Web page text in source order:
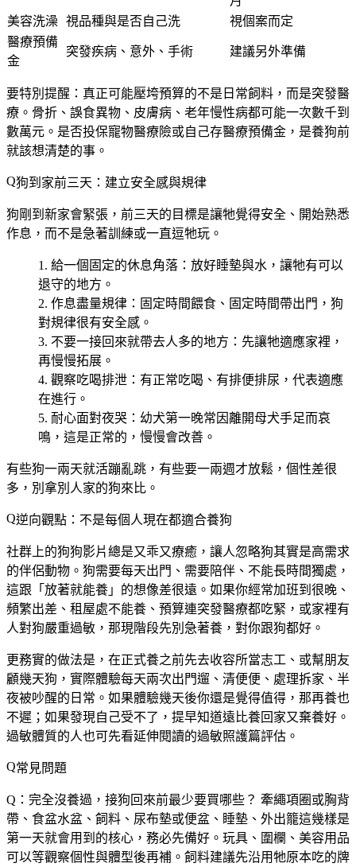
美容洗澡 視品種與是否自己洗
視個案而定
醫療預備
金
突發疾病、意外、手術 建議另外準備
要特別提醒： 真正可能壓垮預算的不是日常飼料，而是突發醫
療 。骨折、誤食異物、皮膚病、老年慢性病都可能一次數千到
數萬元。是否投保寵物醫療險或自己存醫療預備金，是養狗前
就該想清楚的事。
狗到家前三天：建立安全感與規律
狗剛到新家會緊張，前三天的目標是讓牠覺得安全、開始熟悉
作息，而不是急著訓練或一直逗牠玩。
給一個固定的休息角落 ：放好睡墊與水，讓牠有可以
退守的地方。
作息盡量規律 ：固定時間餵食、固定時間帶出門，狗
對規律很有安全感。
不要一接回來就帶去人多的地方 ：先讓牠適應家裡，
再慢慢拓展。
觀察吃喝排泄 ：有正常吃喝、有排便排尿，代表適應
在進行。
耐心面對夜哭 ：幼犬第一晚常因離開母犬手足而哀
鳴，這是正常的，慢慢會改善。
有些狗一兩天就活蹦亂跳，有些要一兩週才放鬆，個性差很
多，別拿別人家的狗來比。
逆向觀點：不是每個人現在都適合養狗
社群上的狗狗影片總是又乖又療癒，讓人忽略狗其實是高需求
的伴侶動物。狗需要每天出門、需要陪伴、不能長時間獨處，
這跟「放著就能養」的想像差很遠。如果你經常加班到很晚、
頻繁出差、租屋處不能養、預算連突發醫療都吃緊，或家裡有
人對狗嚴重過敏，那現階段先別急著養，對你跟狗都好。
更務實的做法是，在正式養之前先去收容所當志工、或幫朋友
顧幾天狗，實際體驗每天兩次出門遛、清便便、處理拆家、半
夜被吵醒的日常。 如果體驗幾天後你還是覺得值得，那再養也
不遲；如果發現自己受不了，提早知道遠比養回家又棄養好。
過敏體質的人也可先看延伸閱讀的過敏照護篇評估。
常見問題
Q：完全沒養過，接狗回來前最少要買哪些？ 牽繩項圈或胸背
帶、食盆水盆、飼料、尿布墊或便盆、睡墊、外出籠這幾樣是
第一天就會用到的核心，務必先備好。玩具、圍欄、美容用品
可以等觀察個性與體型後再補。飼料建議先沿用牠原本吃的牌